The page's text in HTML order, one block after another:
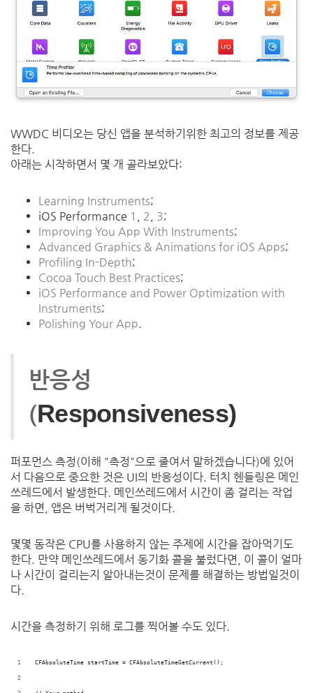
WWDC 비디오는 당신 앱을 분석하기위한 최고의 정보를 제공
한다
아래는 시작하면서 몇 개 골라보았다:
Learning Instruments;
iOS Performance 1 2 3;
Improving You App With Instruments;
Advanced Graphics & Animations for iOS Apps;
Profiling In-Depth;
Cocoa Touch Best Practices;
iOS Performance and Power Optimization with
Instruments;
Polishing Your App
반응성
(Responsiveness)
퍼포먼스 측정(이해 "측정"으로 줄여서 말하겠습니다)에 있어
서 다음으로 중요한 것은 UI의 반응성이다. 터치 헨들링은 메인
쓰레드에서 발생한다. 메인쓰레드에서 시간이 좀 걸리는 작업
을 하면 앱은 버벅거리게 될것이다.
몇몇 동작은 CPU를 사용하지 않는 주제에 시간을 잡아먹기도
한다. 만약 메인쓰레드에서 동기화 콜을 불렀다면 이 콜이 얼마
나 시간이 걸리는지 알아내는것이 문제를 해결하는 방법일것이
다.
시간을 측정하기 위해 로그를 찍어볼 수도 있다.
CFAbsoluteTime startTime = CFAbsoluteTimeGetCurrent();